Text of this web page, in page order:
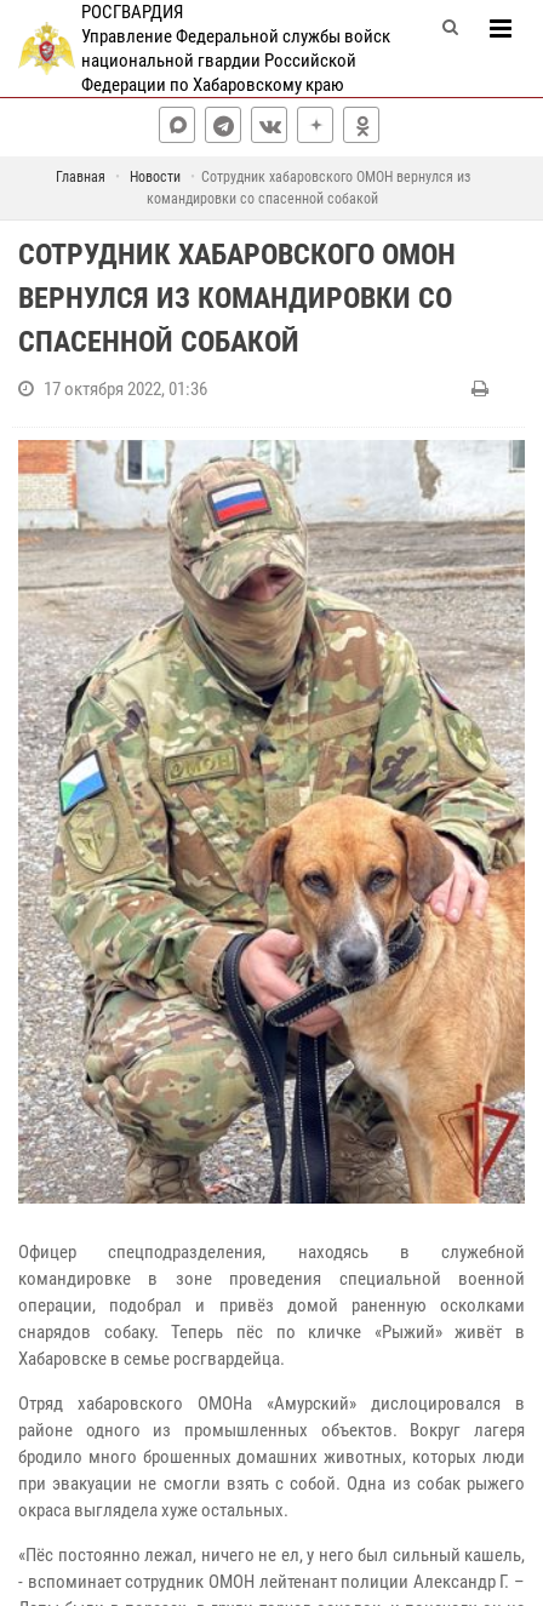
РОСГВАРДИЯ
Управление Федеральной службы войск
национальной гвардии Российской
Федерации по Хабаровскому краю
Главная Новости
Сотрудник хабаровского ОМОН вернулся из
командировки со спасенной собакой
СОТРУДНИК ХАБАРОВСКОГО ОМОН
ВЕРНУЛСЯ ИЗ КОМАНДИРОВКИ СО
СПАСЕННОЙ СОБАКОЙ
17 октября 2022, 01:36
Офицер спецподразделения, находясь в служебной
командировке в зоне проведения специальной военной
операции, подобрал и привёз домой раненную осколками
снарядов собаку. Теперь пёс по кличке «Рыжий» живёт в
Хабаровске в семье росгвардейца.
Отряд хабаровского ОМОНа «Амурский» дислоцировался в
районе одного из промышленных объектов. Вокруг лагеря
бродило много брошенных домашних животных, которых люди
при эвакуации не смогли взять с собой. Одна из собак рыжего
окраса выглядела хуже остальных.
«Пёс постоянно лежал, ничего не ел, у него был сильный кашель,
- вспоминает сотрудник ОМОН лейтенант полиции Александр Г. –